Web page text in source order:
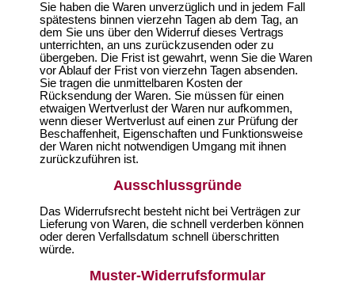
Sie haben die Waren unverzüglich und in jedem Fall
spätestens binnen vierzehn Tagen ab dem Tag, an
dem Sie uns über den Widerruf dieses Vertrags
unterrichten, an uns zurückzusenden oder zu
übergeben. Die Frist ist gewahrt, wenn Sie die Waren
vor Ablauf der Frist von vierzehn Tagen absenden.
Sie tragen die unmittelbaren Kosten der
Rücksendung der Waren. Sie müssen für einen
etwaigen Wertverlust der Waren nur aufkommen,
wenn dieser Wertverlust auf einen zur Prüfung der
Beschaffenheit, Eigenschaften und Funktionsweise
der Waren nicht notwendigen Umgang mit ihnen
zurückzuführen ist.
Ausschlussgründe
Das Widerrufsrecht besteht nicht bei Verträgen zur
Lieferung von Waren, die schnell verderben können
oder deren Verfallsdatum schnell überschritten
würde.
Muster-Widerrufsformular